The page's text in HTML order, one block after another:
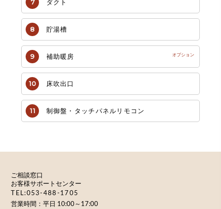
ダクト
貯湯槽
補助暖房
床吹出口
制御盤・タッチパネルリモコン
ご相談窓口
お客様サポートセンター
TEL:053-488-1705
営業時間：平日 10:00～17:00